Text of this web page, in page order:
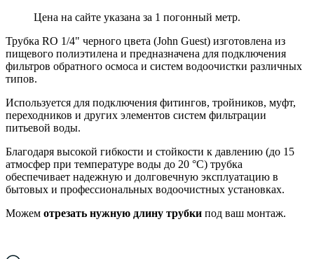
Цена на сайте указана за 1 погонный метр.
Трубка RO 1/4" черного цвета (John Guest) изготовлена ​​из
пищевого полиэтилена и предназначена для подключения
фильтров обратного осмоса и систем водоочистки различных
типов.
Используется для подключения фитингов, тройников, муфт,
переходников и других элементов систем фильтрации
питьевой воды.
Благодаря высокой гибкости и стойкости к давлению (до 15
атмосфер при температуре воды до 20 °C) трубка
обеспечивает надежную и долговечную эксплуатацию в
бытовых и профессиональных водоочистных установках.
Можем отрезать нужную длину трубки под ваш монтаж.